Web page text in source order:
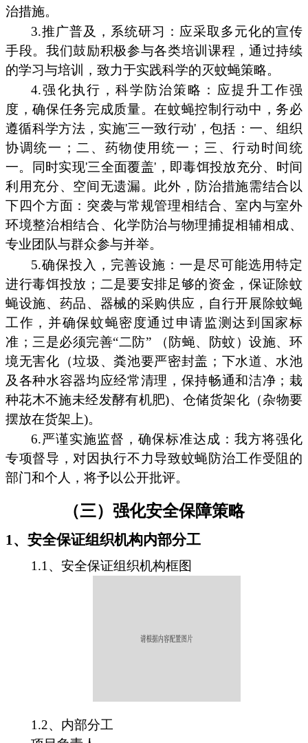
治措施。
3.推广普及，系统研习：应采取多元化的宣传
手段。我们鼓励积极参与各类培训课程，通过持续
的学习与培训，致力于实践科学的灭蚊蝇策略。
4.强化执行，科学防治策略：应提升工作强
度，确保任务完成质量。在蚊蝇控制行动中，务必
遵循科学方法，实施'三一致行动'，包括：一、组织
协调统一；二、药物使用统一；三、行动时间统
一。同时实现'三全面覆盖'，即毒饵投放充分、时间
利用充分、空间无遗漏。此外，防治措施需结合以
下四个方面：突袭与常规管理相结合、室内与室外
环境整治相结合、化学防治与物理捕捉相辅相成、
专业团队与群众参与并举。
5.确保投入，完善设施：一是尽可能选用特定
进行毒饵投放；二是要安排足够的资金，保证除蚊
蝇设施、药品、器械的采购供应，自行开展除蚊蝇
工作，并确保蚊蝇密度通过申请监测达到国家标
准；三是必须完善“二防” （防蝇、防蚊）设施、环
境无害化（垃圾、粪池要严密封盖；下水道、水池
及各种水容器均应经常清理，保持畅通和洁净；栽
种花木不施未经发酵有机肥)、仓储货架化（杂物要
摆放在货架上)。
6.严谨实施监督，确保标准达成：我方将强化
专项督导，对因执行不力导致蚊蝇防治工作受阻的
部门和个人，将予以公开批评。
（三）强化安全保障策略
1、安全保证组织机构内部分工
1.1、安全保证组织机构框图
1.2、内部分工